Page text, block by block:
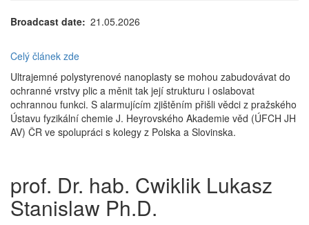
Broadcast date 21.05.2026
Celý článek zde
Ultrajemné polystyrenové nanoplasty se mohou zabudovávat do
ochranné vrstvy plic a měnit tak její strukturu i oslabovat
ochrannou funkci. S alarmujícím zjištěním přišli vědci z pražského
Ústavu fyzikální chemie J. Heyrovského Akademie věd (ÚFCH JH
AV) ČR ve spolupráci s kolegy z Polska a Slovinska.
prof. Dr. hab. Cwiklik Lukasz
Stanislaw Ph.D.